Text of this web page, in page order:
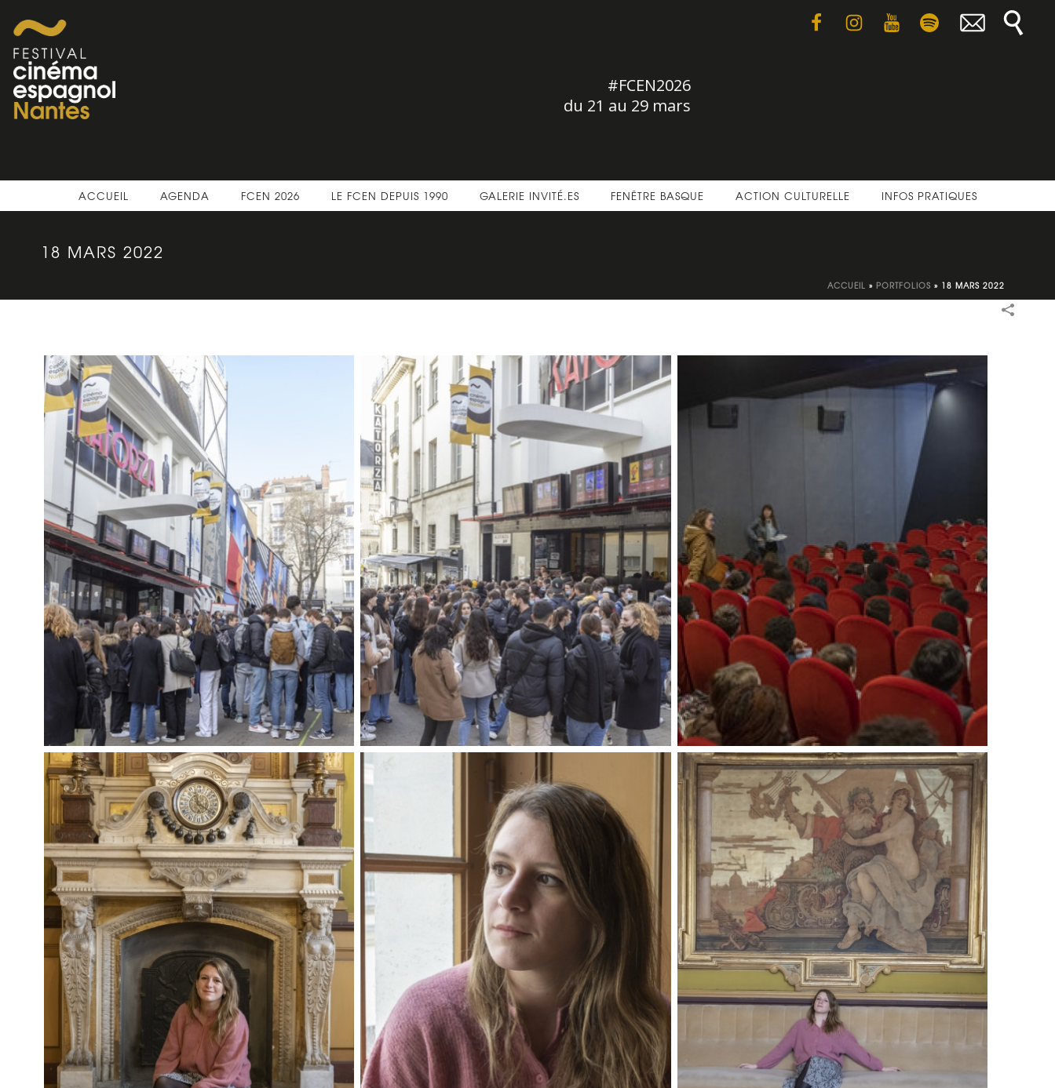
#FCEN2026
du 21 au 29 mars
ACCUEIL AGENDA FCEN 2026 LE FCEN DEPUIS 1990 GALERIE INVITÉ.ES FENÊTRE BASQUE ACTION CULTURELLE INFOS PRATIQUES
18 MARS 2022
ACCUEIL » PORTFOLIOS » 18 MARS 2022